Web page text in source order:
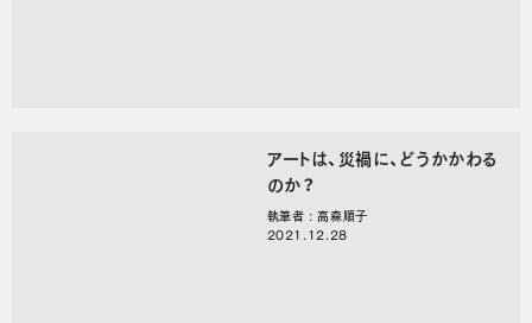
アートは、災禍に、どうかかわる
のか？
執筆者 : 高森順子
2021.12.28